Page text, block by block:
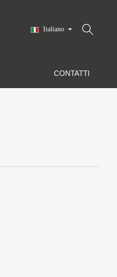
Italiano
CONTATTI